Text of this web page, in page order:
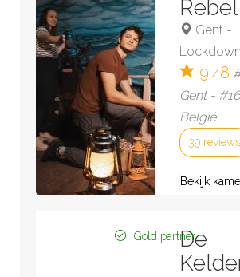
Gent -
9.48
Gent -
België
39 reviews
Bekijk
Gold partner
De